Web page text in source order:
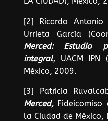
[2] Ricardo Antonio
Urrieta García
Merced: Estudio
integral, UACM IPN
México, 2009.
[3] Patricia
Merced, Fideicomiso
la Ciudad de México,